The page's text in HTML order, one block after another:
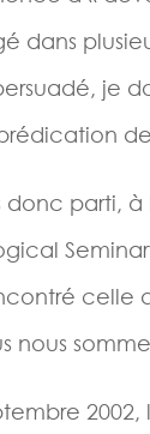
dans
je
donc parti,
celle
nous